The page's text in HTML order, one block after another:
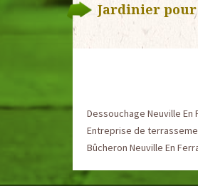
Jardinier
Dessouchage Neuville En
Entreprise de
Bûcheron Neuville En